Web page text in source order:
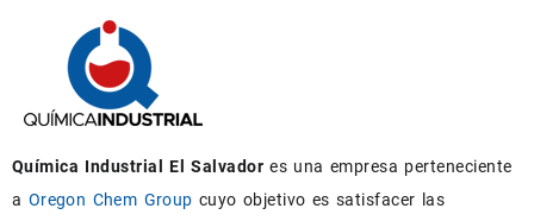
Química Industrial El Salvador es una empresa perteneciente
a Oregon Chem Group cuyo objetivo es satisfacer las